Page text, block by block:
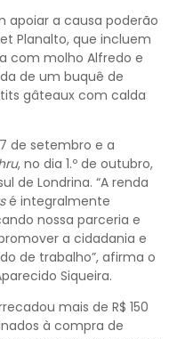
apoiar a causa poderão
Planalto, que incluem
com molho Alfredo e
de um buquê de
gâteaux com calda
de setembro e a
, no dia 1.º de outubro,
de Londrina. “A renda
é integralmente
nossa parceria e
a cidadania e
de trabalho”, afirma o
Siqueira.
mais de R$ 150
à compra de